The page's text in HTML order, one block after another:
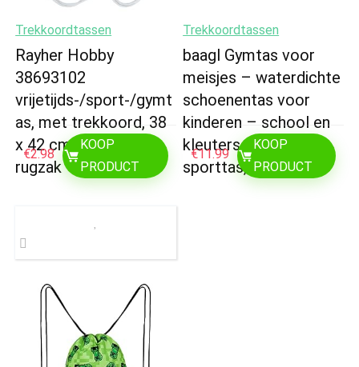
Trekkoordtassen
Rayher Hobby
38693102
vrijetijds-/sport-/gymt
as, met trekkoord, 38
x 42 cm, wit, tas,
rugzak
€2.98
KOOP
PRODUCT
Trekkoordtassen
baagl Gymtas voor
meisjes – waterdichte
schoenentas voor
kinderen – school en
kleuterschool
sporttas, sporttas
€11.99
KOOP
PRODUCT